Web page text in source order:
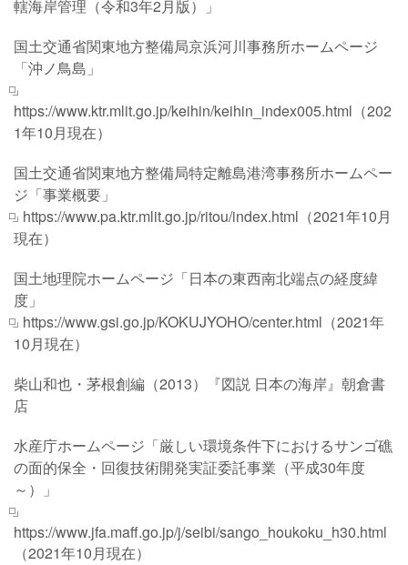
轄海岸管理（令和3年2月版）」
国土交通省関東地方整備局京浜河川事務所ホームページ
「沖ノ鳥島」
https://www.ktr.mlit.go.jp/keihin/keihin_index005.html （202
1年10月現在）
国土交通省関東地方整備局特定離島港湾事務所ホームペー
ジ「事業概要」
https://www.pa.ktr.mlit.go.jp/ritou/index.html （2021年10月
現在）
国土地理院ホームページ「日本の東西南北端点の経度緯
度」
https://www.gsi.go.jp/KOKUJYOHO/center.html （2021年
10月現在）
柴山和也・茅根創編（2013）『図説 日本の海岸』朝倉書
店
水産庁ホームページ「厳しい環境条件下におけるサンゴ礁
の面的保全・回復技術開発実証委託事業（平成30年度
～）」
https://www.jfa.maff.go.jp/j/seibi/sango_houkoku_h30.html
（2021年10月現在）